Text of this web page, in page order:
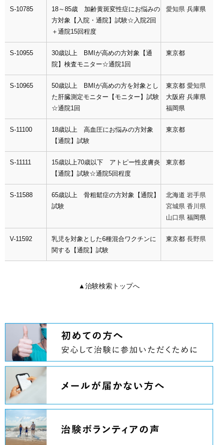
S-10785
18～85歳 加齢黄斑変性症にお悩みの
方対象【入院・通院】試験☆入院2回
＋通院15回程度
愛知県 兵庫県
S-10955
30歳以上 BMIが高めの方対象【通
院】検査モニター☆通院1回
東京都
S-10965
50歳以上 BMIが高めの方を対象とし
た肝臓測定モニター【モニター】試験
☆通院1回
東京都 愛知県
大阪府 兵庫県
福岡県
S-11100
18歳以上 高血圧にお悩みの方対象
【通院】試験
東京都
S-11111
15歳以上70歳以下 アトピー性皮膚炎
【通院】試験☆通院5回程度
東京都
S-11588
65歳以上 骨粗鬆症の方対象【通院】
試験
北海道 岩手県
宮城県 香川県
山口県 福岡県
V-11592
乳児を対象とした6種混合ワクチンに
関する【通院】試験
東京都 長野県
▲治験検索トップへ